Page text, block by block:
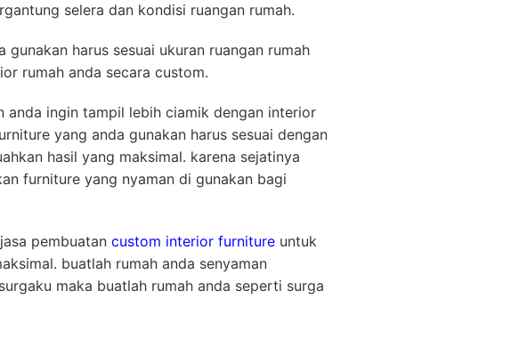
selera dan kondisi ruangan rumah.
gunakan harus sesuai ukuran ruangan rumah
rumah anda secara custom.
anda ingin tampil lebih ciamik dengan interior
yang anda gunakan harus sesuai dengan
hasil yang maksimal. karena sejatinya
furniture yang nyaman di gunakan bagi
pembuatan custom interior furniture untuk
buatlah rumah anda senyaman
maka buatlah rumah anda seperti surga